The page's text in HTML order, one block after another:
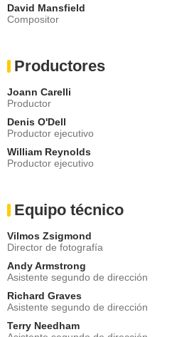
David Mansfield
Compositor
Productores
Joann Carelli
Productor
Denis O'Dell
Productor ejecutivo
William Reynolds
Productor ejecutivo
Equipo técnico
Vilmos Zsigmond
Director de fotografía
Andy Armstrong
Asistente segundo de dirección
Richard Graves
Asistente segundo de dirección
Terry Needham